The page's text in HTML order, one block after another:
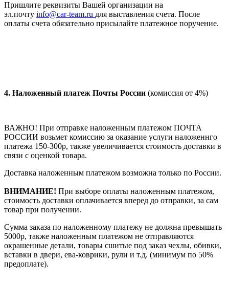
Пришлите реквизиты Вашей организации на
эл.почту info@car-team.ru для выставления счета. После
оплаты счета обязательно присылайте платежное поручение.
4. Наложенный платеж Почты России (комиссия от 4%)
ВАЖНО! При отправке наложенным платежом ПОЧТА
РОССИИ возьмет комиссию за оказание услуги наложеннго
платежа 150-300р, также увеличивается стоимость доставки в
связи с оценкой товара.
Доставка наложенным платежом возможна только по России.
ВНИМАНИЕ! При выборе оплаты наложенным платежом,
стоимость доставки оплачивается вперед до отправки, за сам
товар при получении.
Сумма заказа по наложенному платежу не должна превышать
5000р, также наложенным платежом не отправляются
окрашенные детали, товары сшитые под заказ чехлы, обивки,
вставки в двери, ева-коврики, рули и т.д. (минимум по 50%
предоплате).